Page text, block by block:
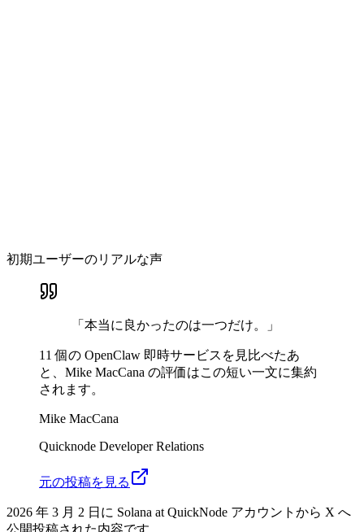
初期ユーザーのリアルな声
「本当に良かったのは一つだけ。」
11 個の OpenClaw 即時サービスを見比べたあ
と、Mike MacCana の評価はこの短い一文に集約
されます。
Mike MacCana
Quicknode Developer Relations
元の投稿を見る
2026 年 3 月 2 日に Solana at QuickNode アカウントから X へ
公開投稿された内容です。